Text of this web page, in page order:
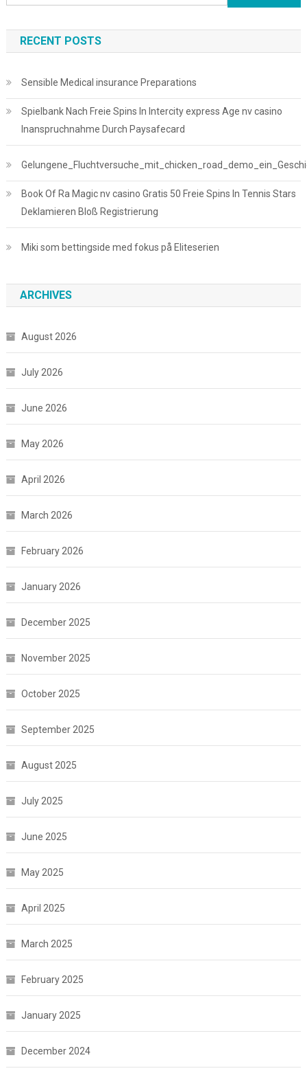
RECENT POSTS
Sensible Medical insurance Preparations
Spielbank Nach Freie Spins In Intercity express Age nv casino
Inanspruchnahme Durch Paysafecard
Book Of Ra Magic nv casino Gratis 50 Freie Spins In Tennis Stars
Deklamieren Bloß Registrierung
Miki som bettingside med fokus på Eliteserien
ARCHIVES
August 2026
July 2026
June 2026
May 2026
April 2026
March 2026
February 2026
January 2026
December 2025
November 2025
October 2025
September 2025
August 2025
July 2025
June 2025
May 2025
April 2025
March 2025
February 2025
January 2025
December 2024